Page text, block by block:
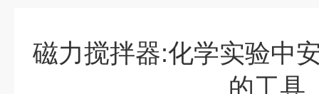
磁力搅拌器:化学实验中
的工具